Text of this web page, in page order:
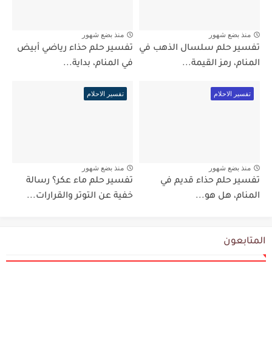
منذ بضع شهور
تفسير حلم سلسال الذهب في
المنام، رمز القيمة...
منذ بضع شهور
تفسير حلم حذاء رياضي أبيض
في المنام، بداية...
تفسير الاحلام
منذ بضع شهور
تفسير حلم حذاء قديم في
المنام، هل هو...
تفسير الاحلام
منذ بضع شهور
تفسير حلم ماء عكر؟ رسالة
خفية عن التوتر والقرارات...
المتابعون